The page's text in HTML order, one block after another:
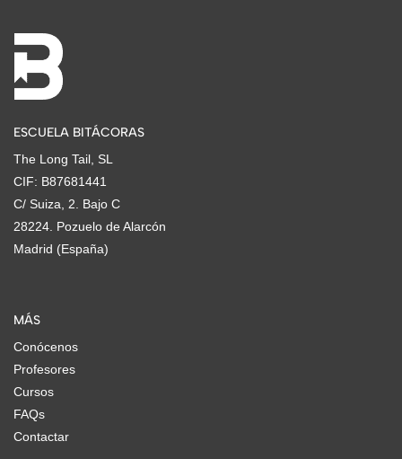
ESCUELA BITÁCORAS
The Long Tail, SL
CIF: B87681441
C/ Suiza, 2. Bajo C
28224. Pozuelo de Alarcón
Madrid (España)
MÁS
Conócenos
Profesores
Cursos
FAQs
Contactar